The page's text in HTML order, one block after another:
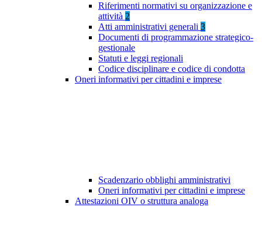
Riferimenti normativi su organizzazione e
attività 2
Atti amministrativi generali 3
Documenti di programmazione strategico-
gestionale
Statuti e leggi regionali
Codice disciplinare e codice di condotta
Oneri informativi per cittadini e imprese
Scadenzario obblighi amministrativi
Oneri informativi per cittadini e imprese
Attestazioni OIV o struttura analoga